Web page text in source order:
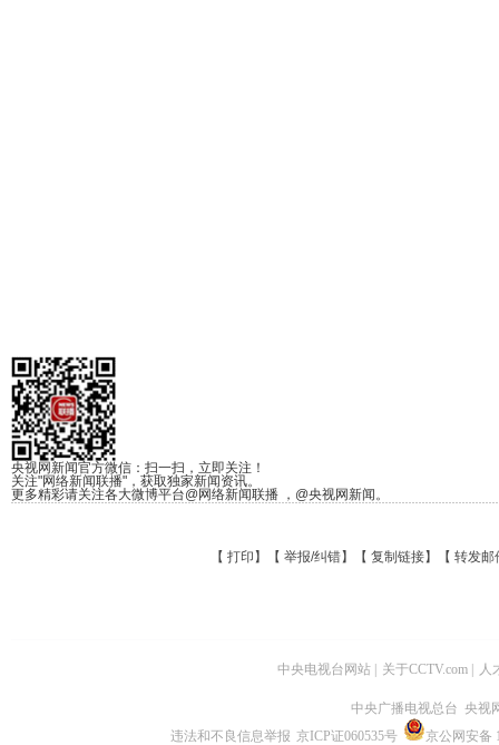
央视网新闻官方微信：扫一扫，立即关注！
关注"网络新闻联播"，获取独家新闻资讯。
更多精彩请关注各大微博平台@网络新闻联播 ，@央视网新闻。
【 打印 】【 举报/纠错】【 复制链接】【 转发邮
中央电视台网站 关于CCTV.com 人
中央广播电视总台 央视
违法和不良信息举报 京ICP证060535号
京公网安备